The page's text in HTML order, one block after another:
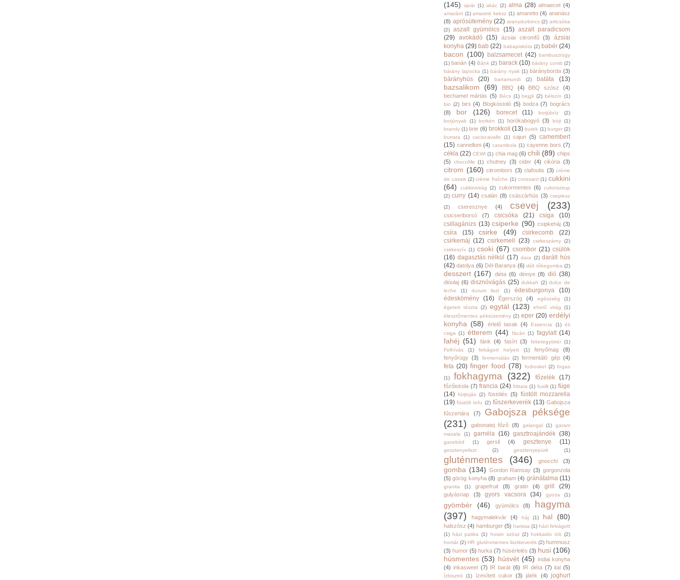
(145)
ajvár (1) akác (2) alma (28) almaecet (4)
amaránt (1) amaretti keksz (1) amaretto (4) ananász
(8) aprósütemény (22) aranydurbincs (2) articsóka
(2)
aszalt gyümölcs (15) aszalt paradicsom
(29) avokádó (15) ázsiai citromfű (3)
ázsiai
konyha (29) bab (22) babapiskóta (2) babér (24)
bacon (100) balzsamecet (42) bambuszrügy
(1) banán (4) Bánk (2) barack (10) bárány comb (2)
bárány lapocka (1) bárány nyak (1) bárányborda (3)
bárányhús (20) barramundi (2) batáta (13)
bazsalikom (69) BBQ (4) BBQ szósz
(4)
bechamel mártás (5) Bécs (1) bejgli (2) bélszín (1)
bio (2) birs (4) Blogkóstoló (5) bodza (7) bogrács
(8)
bor (126) borecet (11) borjúbríz
(2)
borjúnyak (1) borkén (1) borókabogyó (3) böjt (1)
brandy (1) brie (6) brokkoli (13) burek (1) burger (2)
burrata
(1) caciocavallo (1) cajun (5) camembert
(15) cannelloni (4) carambola (1) cayenne bors (7)
cékla (22) CEWI (1) chia mag (6) chili (89) chips
(5)
chocoMe (1) chutney (3) cider (4) cikória (3)
citrom (160) citrombors (3) clafoutis (3) crème
de cassis (2) crème fraîche (1) croissant (1) cukkini
(64)
cukkinivirág (2) cukormentes (6)
cukorszirup
(2) curry (14) csalán (8) császárhús (3) cseplesz
(2)
cseresznye (4) csevej (233)
csicseriborsó (7) csicsóka (21) csiga
(10)
csillagánizs (13) csiperke (90) csipkeháj (3)
csíra (15) csirke (49) csirkecomb
(22)
csirkemáj (12) csirkemell (23) csirkeszárny (2)
csirkeszív (1) csoki (67) csombor (21) csülök
(16) dagasztás nélkül (17) dara (2) darált hús
(42) datolya (6) Dél-Baranya (6) déli tőkegomba (2)
desszert (167) diéta (6) dinnye (8) dió (38)
dióolaj (6) disznóvágás (25) dukkah (2) dulce de
leche
(1) durum liszt (1) édesburgonya
(10)
édeskömény (16) Égerszög (4) egészség
(1)
égetett tészta
(2) egytál (123) ehető virág
(1)
élesztőmentes péksütemény (2) eper (20) erdélyi
konyha (58) érlelő tasak (4) Essencia (1) éti
csiga (1) étterem (44) fácán (1) fagylalt (14)
fahéj (51) fánk (4) fasírt (3) feketegyökér (1)
Felhívás
(1) felvágott helyett (1) fenyőmag
(8)
fenyőrügy (3) fermentálás (2) fermentáló gép (4)
feta (20) finger food (78) fodroskel (2) fogas
(1)
fokhagyma (322) főzelék (17)
főzőiskola (7) francia (24) frittata (1) fusilli (1) füge
(14) fürjtojás (2) füstölés (5) füstölt mozzarella
(19) füstölt tofu (2) fűszerkeverék (13) Gabojsza
fűszertára
(7)
Gabojsza péksége
(231)
gabonatej főző (8) galangal (1)
garam
masala
(1) garnéla (16) gasztroajándék (38)
gazebéd (1) gersli (4) gesztenye (11)
gesztenyeliszt (2) gesztenyepüré (1)
gluténmentes (346) gnocchi (3)
gomba (134) Gordon Ramsay (3) gorgonzola
(5) görög konyha (8) graham (4) gránátalma (11)
granita (1) grapefruit (8) gratin (4) grill (29)
gulyásnap (3) gyors vacsora (34) gyoza (1)
gyömbér (46) gyümölcs (8)
hagyma
(397)
hagymalekvár (4) háj (1) hal (80)
halszósz (4) hamburger (5) harissa (1) házi felvágott
(1) házi patika (1) hoisin szósz (2) hokkaido tök (2)
homár (2) HR gluténmentes lisztkeverék (2) hummusz
(3) humor (5) hurka (7) húsérlelés (3) husi (106)
húsmentes (53) húsvét (45) indiai konyha
(4) inkasweet (7) IR barát (6) IR diéta (7) ital (5)
Ízbisztró (1) ízesített cukor (3) játék (4) joghurt